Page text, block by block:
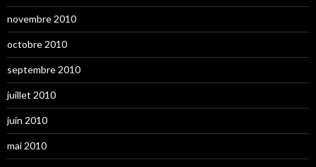
novembre 2010
octobre 2010
septembre 2010
juillet 2010
juin 2010
mai 2010